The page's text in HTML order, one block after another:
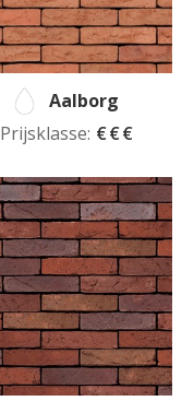
Aalborg
Prijsklasse: €€€